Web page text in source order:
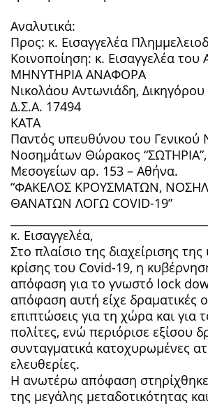
Αναλυτικά:
Προς: κ. Εισαγγελέα
Κοινοποίηση: κ. Εισαγγελέα του
ΜΗΝΥΤΗΡΙΑ ΑΝΑΦΟΡΑ
Νικολάου Αντωνιάδη,
Δ.Σ.Α. 17494
ΚΑΤΑ
Παντός υπευθύνου του Γενικού
Νοσημάτων Θώρακος
Μεσογείων αρ. 153 – Αθήνα.
“ΦΑΚΕΛΟΣ ΚΡΟΥΣΜΑΤΩΝ,
ΘΑΝΑΤΩΝ ΛΟΓΩ COVID-19”
κ. Εισαγγελέα,
Στο πλαίσιο της διαχείρισης της
κρίσης του Covid-19, η
απόφαση για το γνωστό lock
απόφαση αυτή είχε δραματικές
επιπτώσεις για τη χώρα και για
πολίτες, ενώ περιόρισε εξίσου
συνταγματικά κατοχυρωμένες
ελευθερίες.
Η ανωτέρω απόφαση
της μεγάλης μεταδοτικότητας